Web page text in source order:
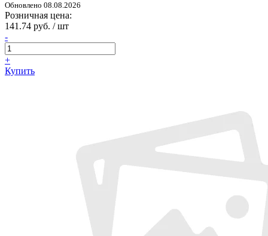
Обновлено 08.08.2026
Розничная цена:
141.74 руб. / шт
-
+
Купить